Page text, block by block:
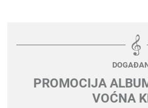
PROMOCIJA
VOĆNA